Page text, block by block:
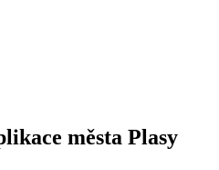
města Plasy